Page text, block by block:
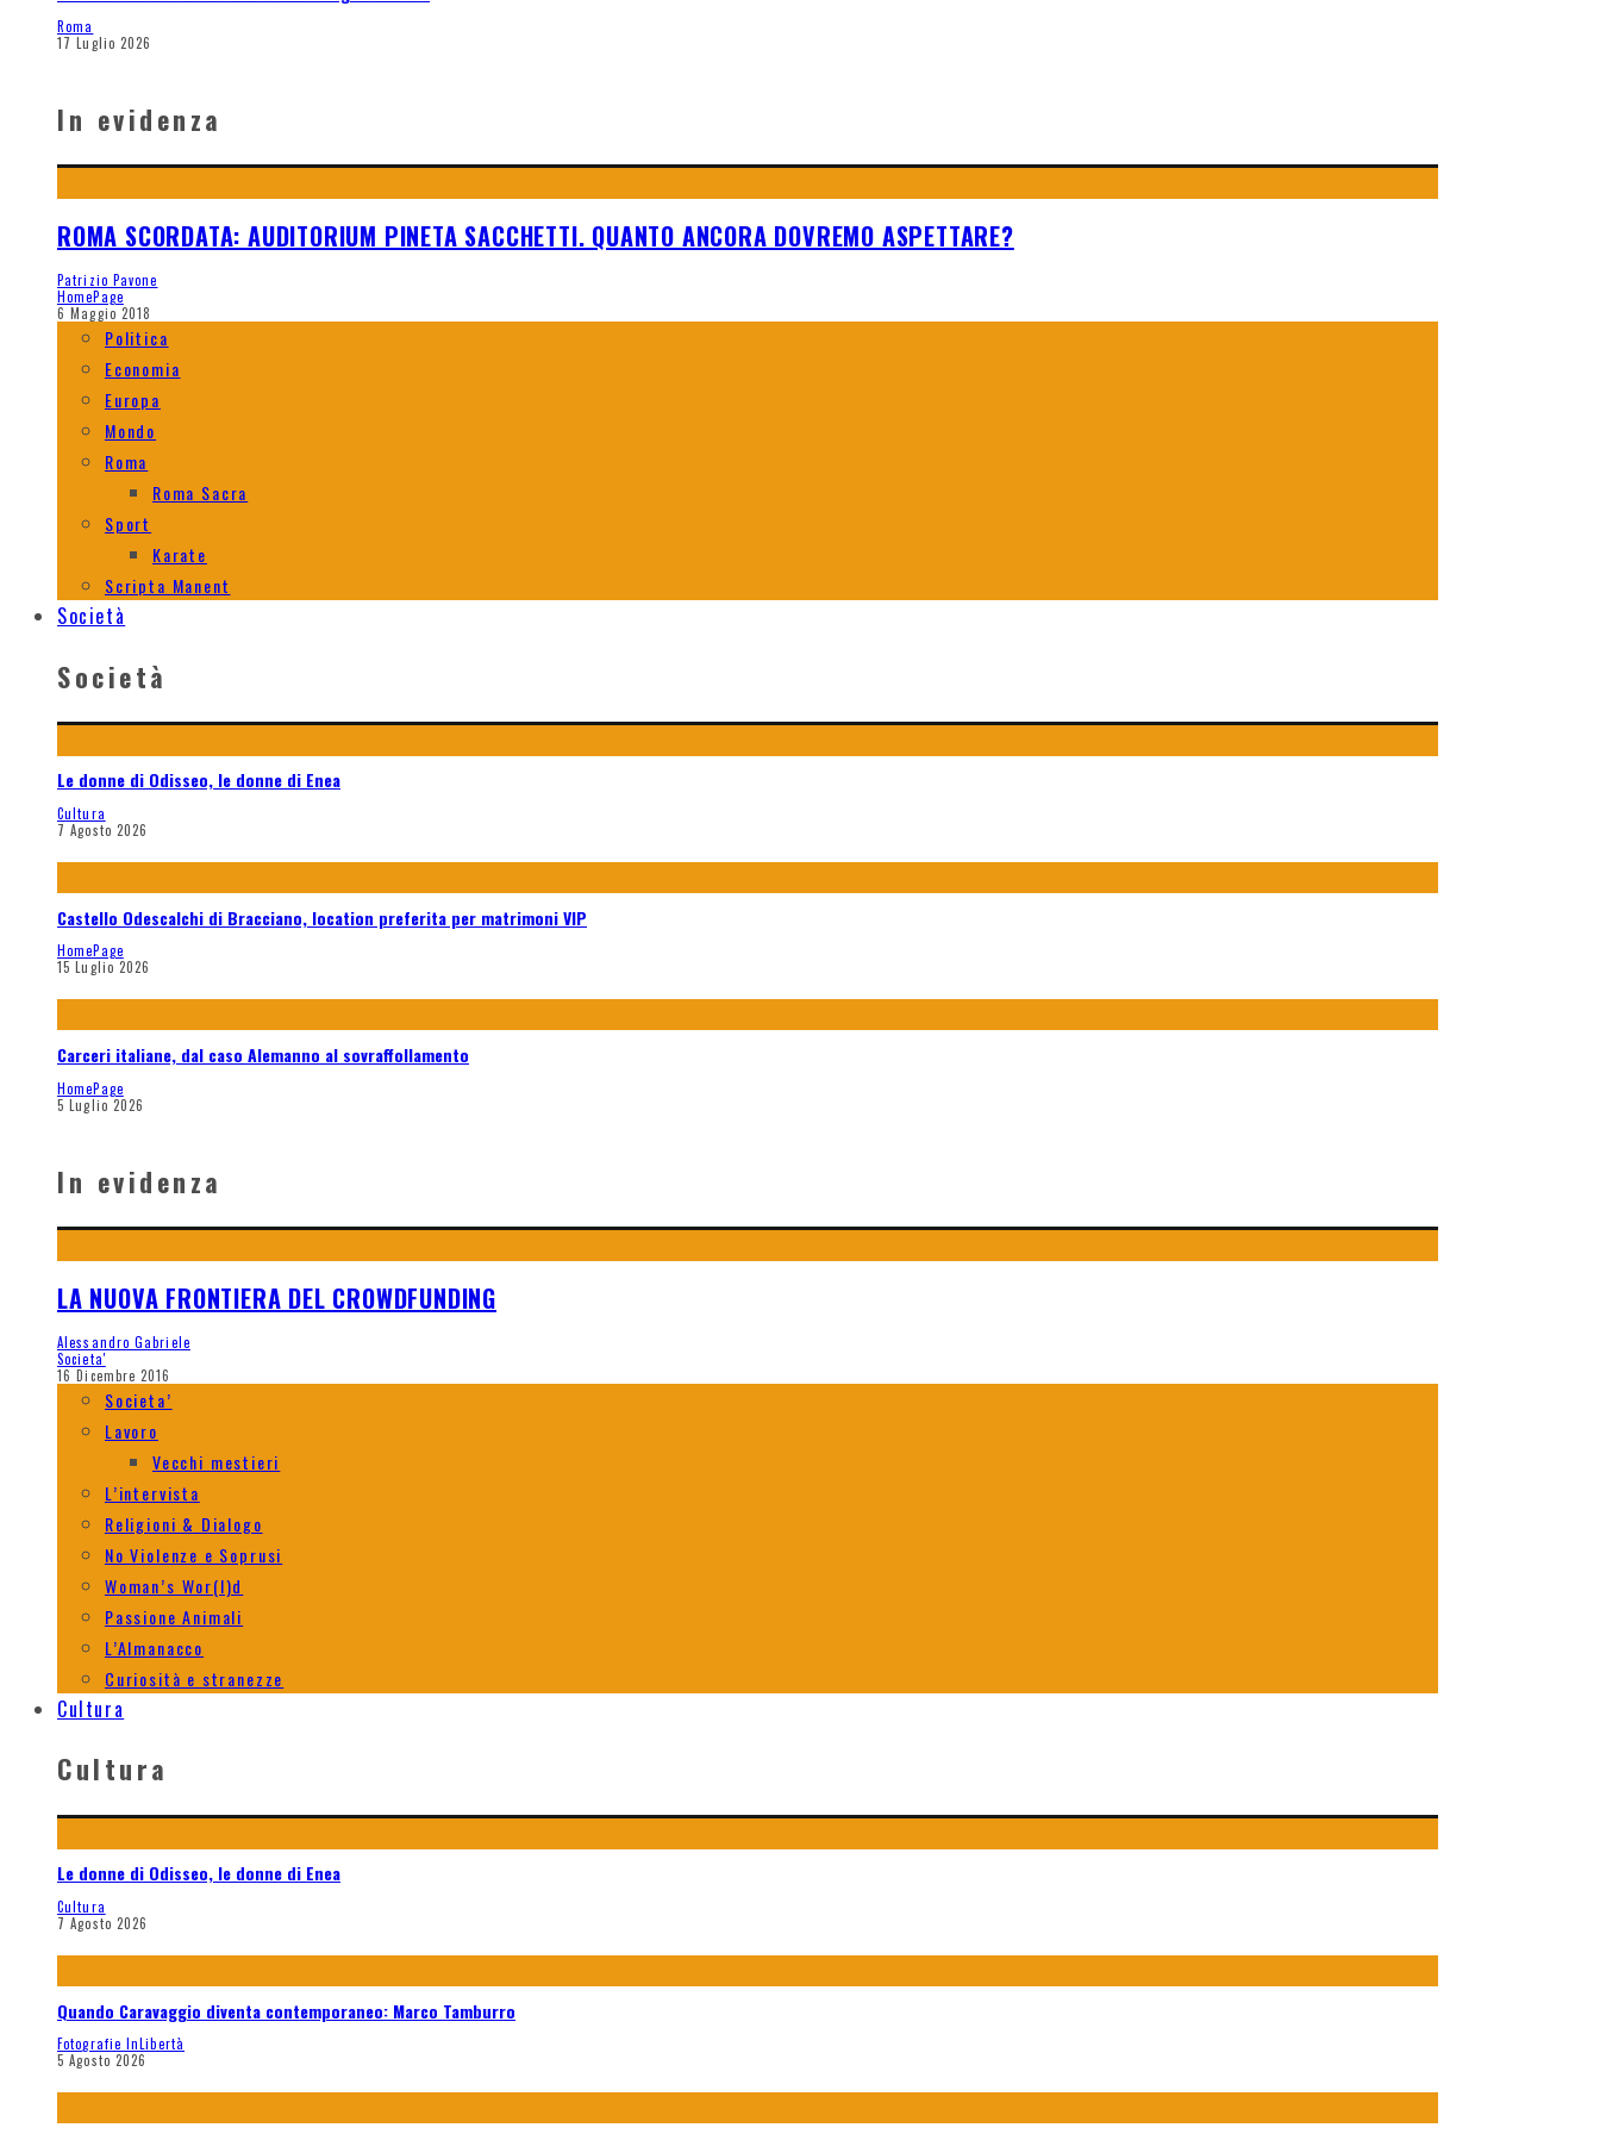
Roma
17 Luglio 2026
In evidenza
ROMA SCORDATA: AUDITORIUM PINETA SACCHETTI. QUANTO ANCORA DOVREMO ASPETTARE?
Patrizio Pavone
HomePage
6 Maggio 2018
Politica
Economia
Europa
Mondo
Roma
Roma Sacra
Sport
Karate
Scripta Manent
Società
Società
Le donne di Odisseo, le donne di Enea
Cultura
7 Agosto 2026
Castello Odescalchi di Bracciano, location preferita per matrimoni VIP
HomePage
15 Luglio 2026
Carceri italiane, dal caso Alemanno al sovraffollamento
HomePage
5 Luglio 2026
In evidenza
LA NUOVA FRONTIERA DEL CROWDFUNDING
Alessandro Gabriele
Societa'
16 Dicembre 2016
Societa’
Lavoro
Vecchi mestieri
L’intervista
Religioni & Dialogo
No Violenze e Soprusi
Woman’s Wor(l)d
Passione Animali
L’Almanacco
Curiosità e stranezze
Cultura
Cultura
Le donne di Odisseo, le donne di Enea
Cultura
7 Agosto 2026
Quando Caravaggio diventa contemporaneo: Marco Tamburro
Fotografie InLibertà
5 Agosto 2026